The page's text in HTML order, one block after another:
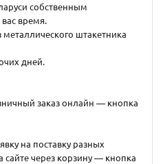
собственным
время.
штакетника
дней.
заказ онлайн — кнопка
на поставку разных
через корзину — кнопка